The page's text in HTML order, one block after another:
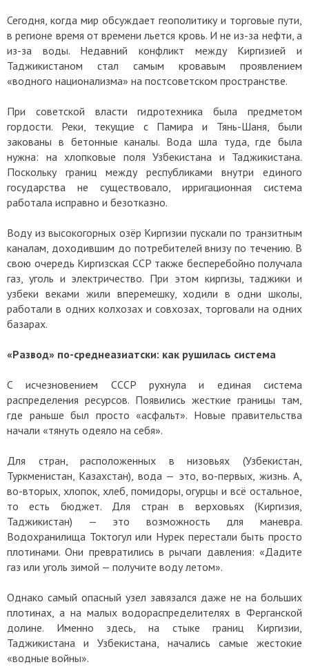
Сегодня, когда мир обсуждает геополитику и торговые пути,
в регионе время от времени льется кровь. И не из-за нефти, а
из-за воды. Недавний конфликт между Киргизией и
Таджикистаном стал самым кровавым проявлением
«водного национализма» на постсоветском пространстве.
При советской власти гидротехника была предметом
гордости. Реки, текущие с Памира и Тянь-Шаня, были
закованы в бетонные каналы. Вода шла туда, где была
нужна: на хлопковые поля Узбекистана и Таджикистана.
Поскольку границ между республиками внутри единого
государства не существовало, ирригационная система
работала исправно и безотказно.
Воду из высокогорных озёр Киргизии пускали по транзитным
каналам, доходившим до потребителей внизу по течению. В
свою очередь Киргизская ССР также бесперебойно получала
газ, уголь и электричество. При этом киргизы, таджики и
узбеки веками жили вперемешку, ходили в одни школы,
работали в одних колхозах и совхозах, торговали на одних
базарах.
«Развод» по-среднеазиатски: как рушилась система
С исчезновением СССР рухнула и единая система
распределения ресурсов. Появились жесткие границы там,
где раньше был просто «асфальт». Новые правительства
начали «тянуть одеяло на себя».
Для стран, расположенных в низовьях (Узбекистан,
Туркменистан, Казахстан), вода — это, во-первых, жизнь. А,
во-вторых, хлопок, хлеб, помидоры, огурцы и всё остальное,
то есть бюджет. Для стран в верховьях (Киргизия,
Таджикистан) — это возможность для маневра.
Водохранилища Токтогул или Нурек перестали быть просто
плотинами. Они превратились в рычаги давления: «Дадите
газ или уголь зимой — получите воду летом».
Однако самый опасный узел завязался даже не на больших
плотинах, а на малых водораспределителях в Ферганской
долине. Именно здесь, на стыке границ Киргизии,
Таджикистана и Узбекистана, начались самые жестокие
«водные войны».